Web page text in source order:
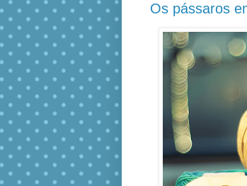
Os pássaros